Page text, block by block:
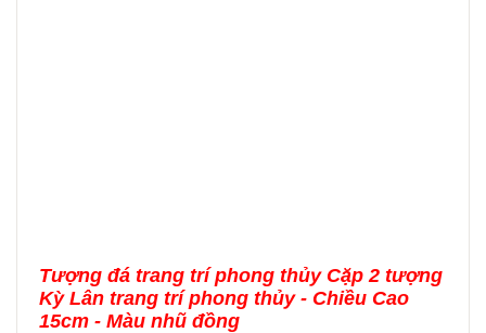
Tượng đá trang trí phong thủy Cặp 2 tượng
Kỳ Lân trang trí phong thủy - Chiều Cao
15cm - Màu nhũ đồng